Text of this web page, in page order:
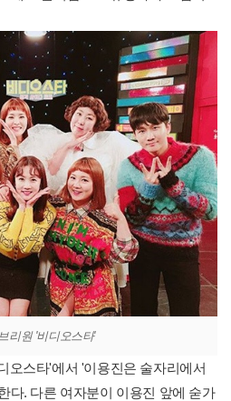
리원 '비디오스타'
오스타'에서 '이용진은 술자리에서
다. 다른 여자분이 이용진 앞에 숟가